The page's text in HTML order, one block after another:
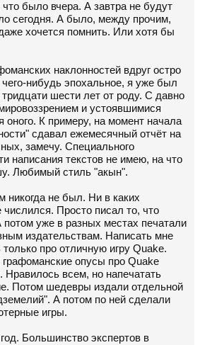
что было вчера. А завтра не будут
сегодня. А было, между прочим,
хочется помнить. Или хотя бы
наклонностей вдруг остро
чего-нибудь эпохальное, я уже был
шести лет от роду. С давно
и устоявшимися
оного. К примеру, на момент начала
сдавал ежемесячный отчёт на
замечу. Специального
написания текстов не имею, на что
Любимый стиль "акын".
никогда не был. Ни в каких
числился. Просто писал то, что
потом уже в разных местах печатали
издательствам. Написать мне
про отличную игру Quake.
опусы про Quake
всем, но напечатать
Потом шедевры издали отдельной
А потом по ней сделали
игры.
Большинство экспертов в